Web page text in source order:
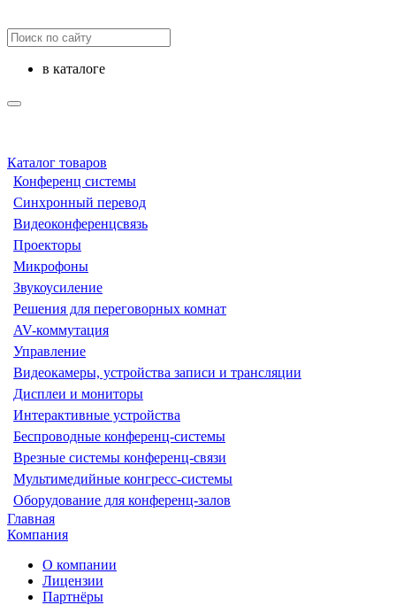
в каталоге
Каталог товаров
Конференц системы
Синхронный перевод
Видеоконференцсвязь
Проекторы
Микрофоны
Звукоусиление
Решения для переговорных комнат
AV-коммутация
Управление
Видеокамеры, устройства записи и трансляции
Дисплеи и мониторы
Интерактивные устройства
Беспроводные конференц-системы
Врезные системы конференц-связи
Мультимедийные конгресс-системы
Оборудование для конференц-залов
Главная
Компания
О компании
Лицензии
Партнёры